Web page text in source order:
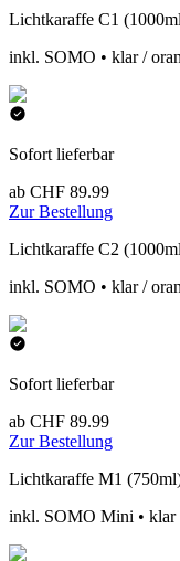
Lichtkaraffe C1
inkl. SOMO • klar /
Sofort lieferbar
ab CHF 89.99
Zur Bestellung
Lichtkaraffe C2
inkl. SOMO • klar /
Sofort lieferbar
ab CHF 89.99
Zur Bestellung
Lichtkaraffe M1
inkl. SOMO Mini • klar